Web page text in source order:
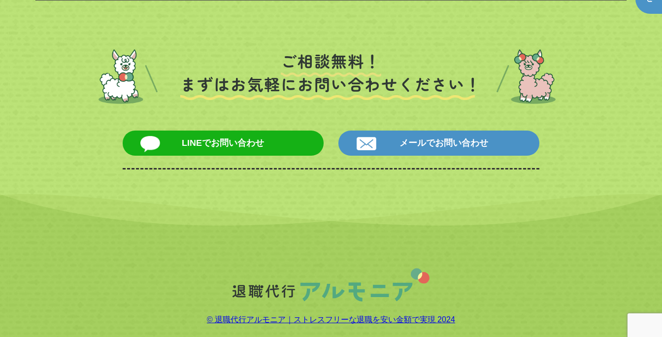
ご相談無料！
まずはお気軽にお問い合わせください！
LINEでお問い合わせ メールでお問い合わせ
© 退職代行アルモニア｜ストレスフリーな退職を安い金額で実現 2024